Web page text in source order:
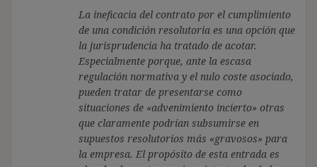
La ineficacia del contrato por el cumplimiento
de una condición resolutoria es una opción que
la jurisprudencia ha tratado de acotar.
Especialmente porque, ante la escasa
regulación normativa y el nulo coste asociado,
pueden tratar de presentarse como
situaciones de «advenimiento incierto» otras
que claramente podrían subsumirse en
supuestos resolutorios más «gravosos» para
la empresa. El propósito de esta entrada es